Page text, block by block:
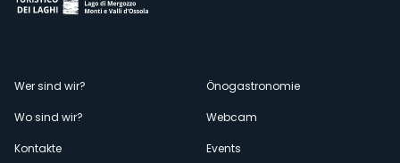
Menù
secondario
Wer sind wir?
Wo sind wir?
Kontakte
Önogastronomie
Webcam
Events